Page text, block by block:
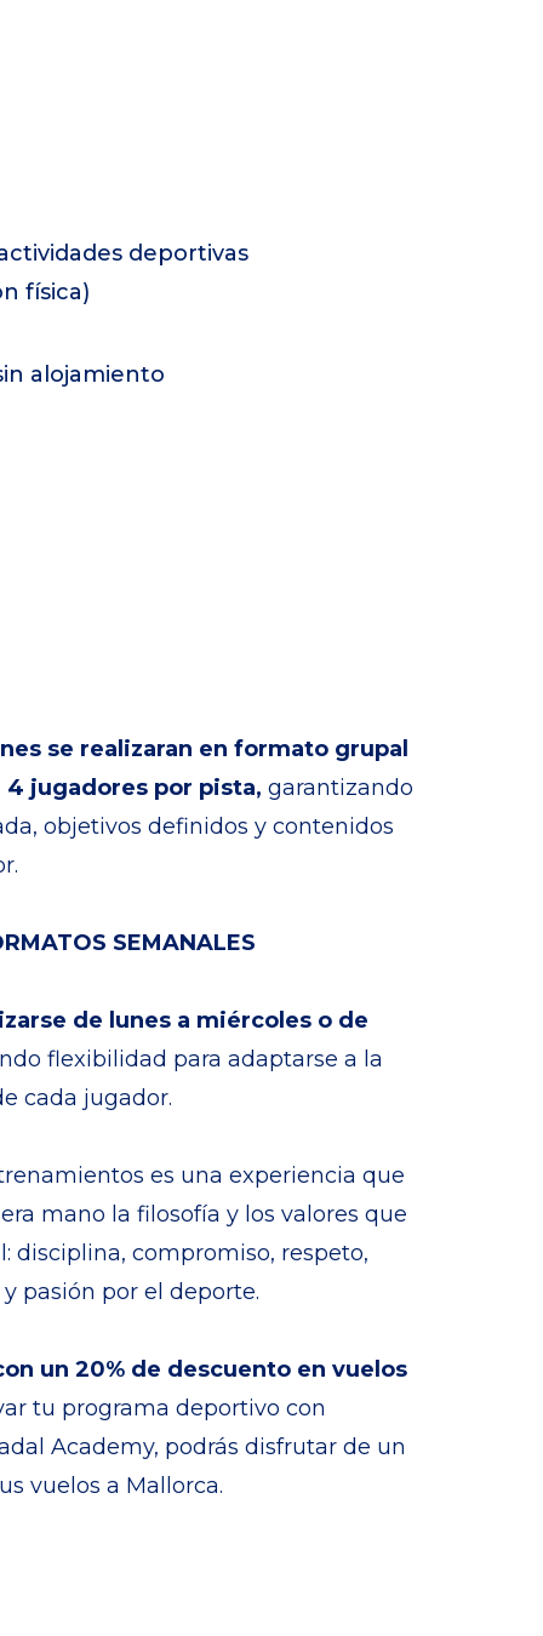
deportivas
física)
alojamiento
se realizaran en formato grupal
jugadores por pista, garantizando
objetivos definidos y contenidos
SEMANALES
de lunes a miércoles o de
flexibilidad para adaptarse a la
cada jugador.
es una experiencia que
mano la filosofía y los valores que
disciplina, compromiso, respeto,
pasión por el deporte.
un 20% de descuento en vuelos
tu programa deportivo con
Academy, podrás disfrutar de un
vuelos a Mallorca.